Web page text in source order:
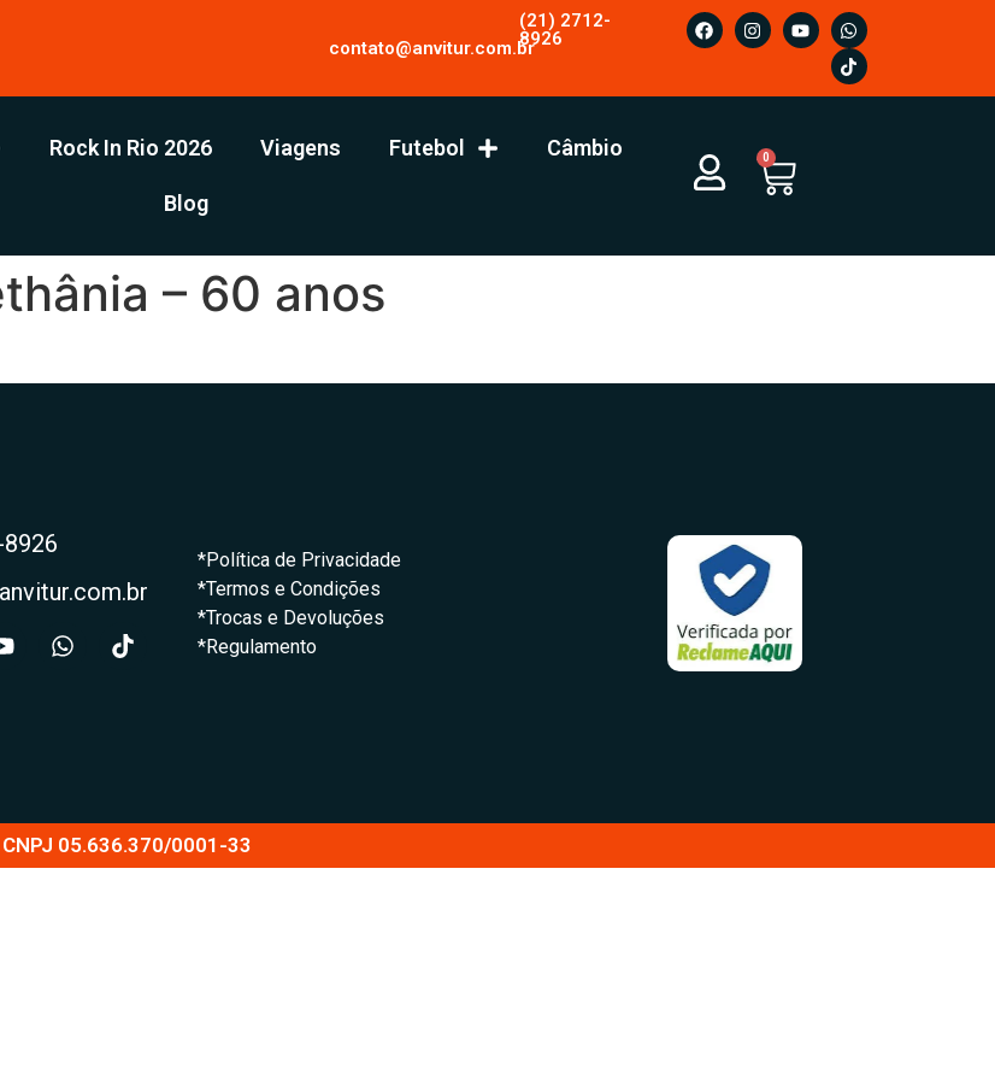
contato@anvitur.com.br
(21) 2712-
8926
Rock In Rio 2026 Viagens Futebol Câmbio
Blog
0
– 60 anos
*Política de Privacidade
*Termos e Condições
*Trocas e Devoluções
*Regulamento
05.636.370/0001-33